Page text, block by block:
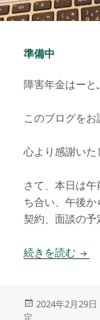
準備中
障害年金はーと
このブログをお
心より感謝いた
さて、本日は
ち合い、午後
契約、面談の予
続きを読む 準備
投
2024年2月29日
定